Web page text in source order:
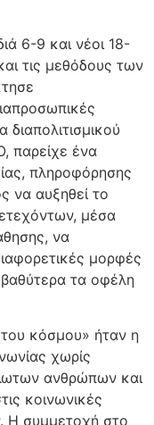
6-9 και νέοι 18-
τις μεθόδους των
παρείχε ένα
πληροφόρησης
να αυξηθεί το
μέσα
να
μορφές
τα οφέλη
του κόσμου» ήταν η
χωρίς
ανθρώπων και
κοινωνικές
Η συμμετοχή στο